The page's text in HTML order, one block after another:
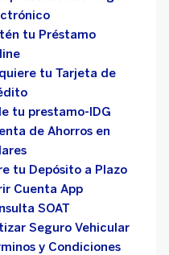
tu Préstamo
tu Tarjeta de
tu prestamo-IDG
de Ahorros en
tu Depósito a Plazo
Cuenta App
SOAT
Seguro Vehicular
y Condiciones